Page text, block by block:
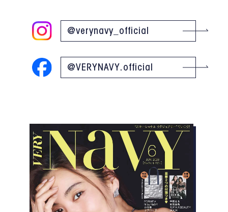
@verynavy_official
@VERYNAVY.official